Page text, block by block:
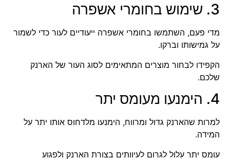
3. שימוש בחומרי אשפרה
מדי פעם, השתמשו בחומרי אשפרה ייעודיים לעור כדי לשמור
על גמישותו וברקו.
הקפידו לבחור מוצרים המתאימים לסוג העור של הארנק
שלכם.
4. הימנעו מעומס יתר
למרות שהארנק גדול ומרווח, הימנעו מלדחוס אותו יתר על
המידה.
עומס יתר עלול לגרום לעיוותים בצורת הארנק ולפגוע